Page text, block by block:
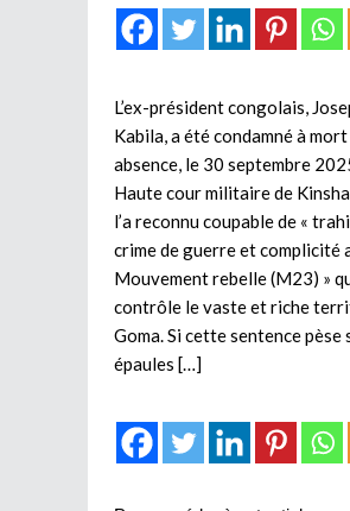
L’ex-président congolais,
Kabila, a été condamné à
absence, le 30 septembre
Haute cour militaire de
l’a reconnu coupable de «
crime de guerre et complicité
Mouvement rebelle (M23) »
contrôle le vaste et riche
Goma. Si cette sentence pèse
épaules […]